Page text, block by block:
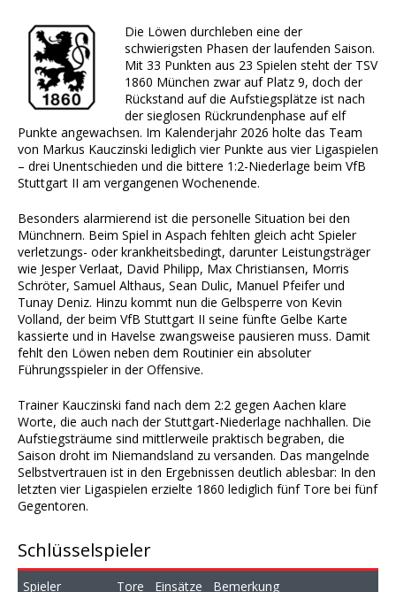
Die Löwen durchleben eine der
schwierigsten Phasen der laufenden Saison.
Mit 33 Punkten aus 23 Spielen steht der TSV
1860 München zwar auf Platz 9, doch der
Rückstand auf die Aufstiegsplätze ist nach
der sieglosen Rückrundenphase auf elf
Punkte angewachsen. Im Kalenderjahr 2026 holte das Team
von Markus Kauczinski lediglich vier Punkte aus vier Ligaspielen
– drei Unentschieden und die bittere 1:2-Niederlage beim VfB
Stuttgart II am vergangenen Wochenende.
Besonders alarmierend ist die personelle Situation bei den
Münchnern. Beim Spiel in Aspach fehlten gleich acht Spieler
verletzungs- oder krankheitsbedingt, darunter Leistungsträger
wie Jesper Verlaat, David Philipp, Max Christiansen, Morris
Schröter, Samuel Althaus, Sean Dulic, Manuel Pfeifer und
Tunay Deniz. Hinzu kommt nun die Gelbsperre von Kevin
Volland, der beim VfB Stuttgart II seine fünfte Gelbe Karte
kassierte und in Havelse zwangsweise pausieren muss. Damit
fehlt den Löwen neben dem Routinier ein absoluter
Führungsspieler in der Offensive.
Trainer Kauczinski fand nach dem 2:2 gegen Aachen klare
Worte, die auch nach der Stuttgart-Niederlage nachhallen. Die
Aufstiegsträume sind mittlerweile praktisch begraben, die
Saison droht im Niemandsland zu versanden. Das mangelnde
Selbstvertrauen ist in den Ergebnissen deutlich ablesbar: In den
letzten vier Ligaspielen erzielte 1860 lediglich fünf Tore bei fünf
Gegentoren.
Schlüsselspieler
Spieler Tore Einsätze Bemerkung